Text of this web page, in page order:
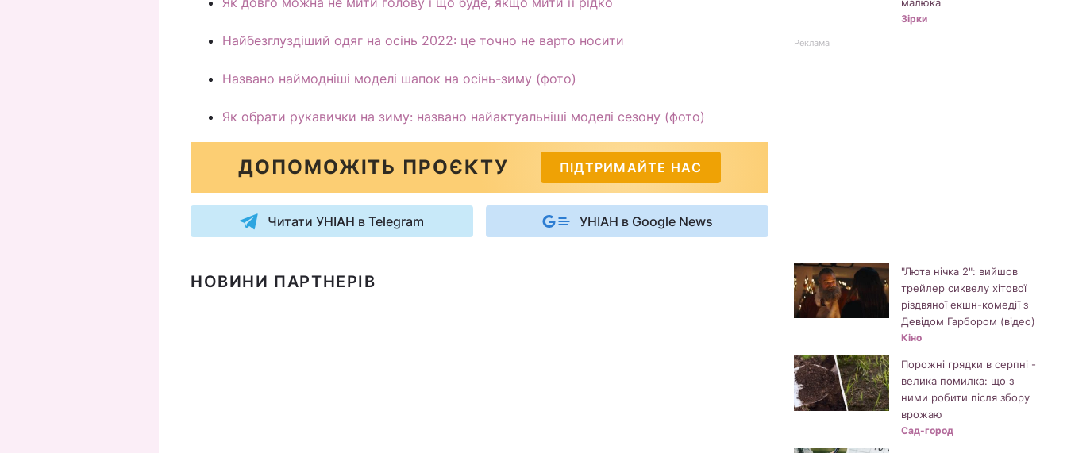
Найбезглуздіший одяг на осінь 2022: це точно не варто носити
Названо наймодніші моделі шапок на осінь-зиму (фото)
Як обрати рукавички на зиму: названо найактуальніші моделі сезону (фото)
ДОПОМОЖІТЬ ПРОЄКТУ ПІДТРИМАЙТЕ НАС
Читати УНІАН в Telegram УНІАН в Google News
НОВИНИ ПАРТНЕРІВ
Зірки
Реклама
"Люта нічка 2": вийшов
трейлер сиквелу хітової
різдвяної екшн-комедії з
Девідом Гарбором (відео)
Кіно
Порожні грядки в серпні -
велика помилка: що з
ними робити після збору
врожаю
Сад-город